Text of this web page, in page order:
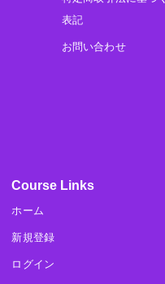
表記
お問い合わせ
Course Links
ホーム
新規登録
ログイン